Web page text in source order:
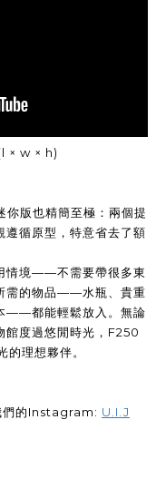
× w × h)
版也精簡至極：兩個提
遵循原型，特意省去了額
情境——不需要帶很多東
需的物品——水瓶、貴重
——都能輕鬆放入。無論
館度過悠閒時光，F250
理想夥伴。
們的Instagram: U.I.J